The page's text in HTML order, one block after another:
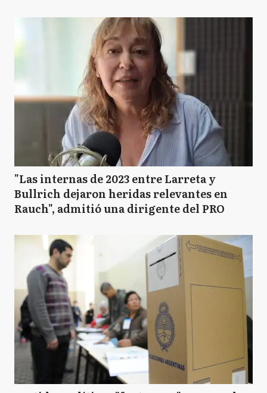
"Las internas de 2023 entre Larreta y
Bullrich dejaron heridas relevantes en
Rauch", admitió una dirigente del PRO